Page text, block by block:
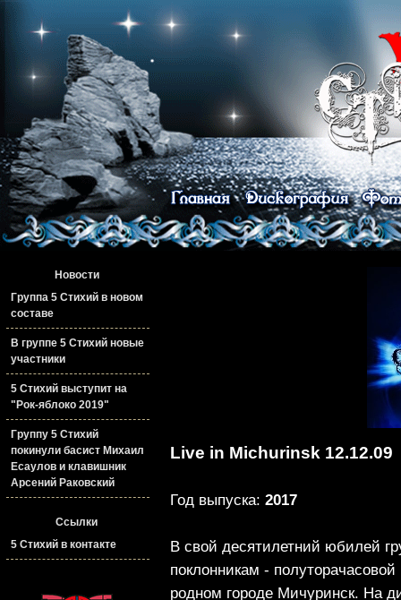
Live in Michurinsk 12.12.09
Год выпуска: 2017
В свой десятилетний юбилей
поклонникам -
родном городе Мичуринск. На
Новости
Группа 5 Стихий в новом
составе
В группе 5 Стихий новые
участники
5 Стихий выступит на
"Рок-яблоко 2019"
Группу 5 Стихий
покинули басист Михаил
Есаулов и клавишник
Арсений Раковский
Ссылки
5 Стихий в контакте